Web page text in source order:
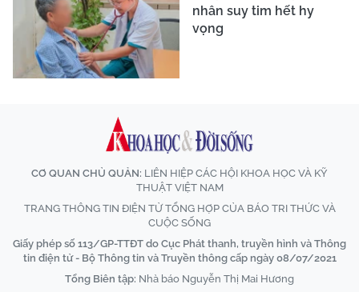
nhân suy tim hết hy
vọng
CƠ QUAN CHỦ QUẢN: LIÊN HIỆP CÁC HỘI KHOA HỌC VÀ KỸ
THUẬT VIỆT NAM
TRANG THÔNG TIN ĐIỆN TỬ TỔNG HỢP CỦA BÁO TRI THỨC VÀ
CUỘC SỐNG
Giấy phép số 113/GP-TTĐT do Cục Phát thanh, truyền hình và Thông
tin điện tử - Bộ Thông tin và Truyền thông cấp ngày 08/07/2021
Tổng Biên tập: Nhà báo Nguyễn Thị Mai Hương